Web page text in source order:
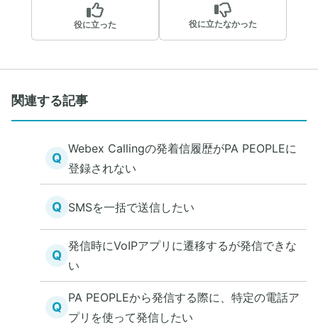
役に立った 役に立たなかった
関連する記事
Q
Webex Callingの発着信履歴がPA PEOPLEに
登録されない
Q SMSを一括で送信したい
Q
発信時にVoIPアプリに遷移するが発信できな
い
Q
PA PEOPLEから発信する際に、特定の電話ア
プリを使って発信したい